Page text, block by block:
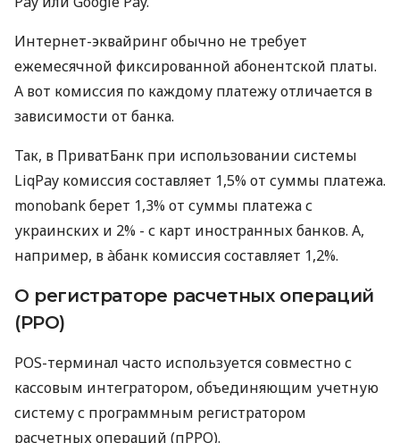
Интернет-эквайринг обычно не требует
ежемесячной фиксированной абонентской платы.
А вот комиссия по каждому платежу отличается в
зависимости от банка.
Так, в ПриватБанк при использовании системы
LiqPay комиссия составляет 1,5% от суммы платежа.
monobank берет 1,3% от суммы платежа с
украинских и 2% - с карт иностранных банков. А,
например, в àбанк комиссия составляет 1,2%.
О регистраторе расчетных операций
(РРО)
POS-терминал часто используется совместно с
кассовым интегратором, объединяющим учетную
систему с программным регистратором
расчетных операций (пРРО).